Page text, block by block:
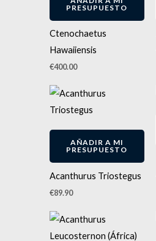
PRESUPUESTO
Ctenochaetus
Hawaiiensis
€400.00
AÑADIR A MI
PRESUPUESTO
Acanthurus Triostegus
€89.90